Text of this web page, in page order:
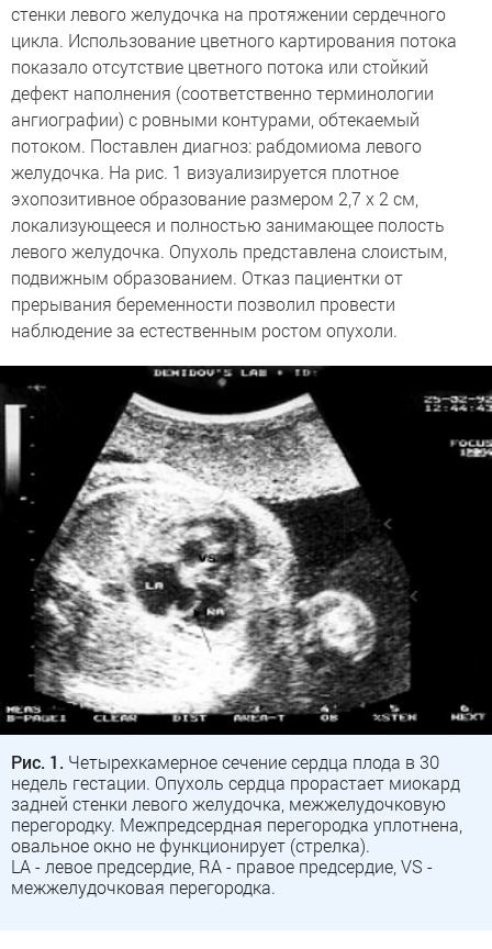
стенки левого желудочка на протяжении сердечного
цикла. Использование цветного картирования потока
показало отсутствие цветного потока или стойкий
дефект наполнения (соответственно терминологии
ангиографии) с ровными контурами, обтекаемый
потоком. Поставлен диагноз: рабдомиома левого
желудочка. На рис. 1 визуализируется плотное
эхопозитивное образование размером 2,7 х 2 см,
локализующееся и полностью занимающее полость
левого желудочка. Опухоль представлена слоистым,
подвижным образованием. Отказ пациентки от
прерывания беременности позволил провести
наблюдение за естественным ростом опухоли.
Рис. 1. Четырехкамерное сечение сердца плода в 30
недель гестации. Опухоль сердца прорастает миокард
задней стенки левого желудочка, межжелудочковую
перегородку. Межпредсердная перегородка уплотнена,
овальное окно не функционирует (стрелка).
LA - левое предсердие, RA - правое предсердие, VS -
межжелудочковая перегородка.